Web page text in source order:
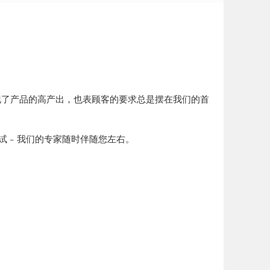
产品的高产出，也表顾客的要求总是摆在我们的首
– 我们的专家随时伴随您左右。